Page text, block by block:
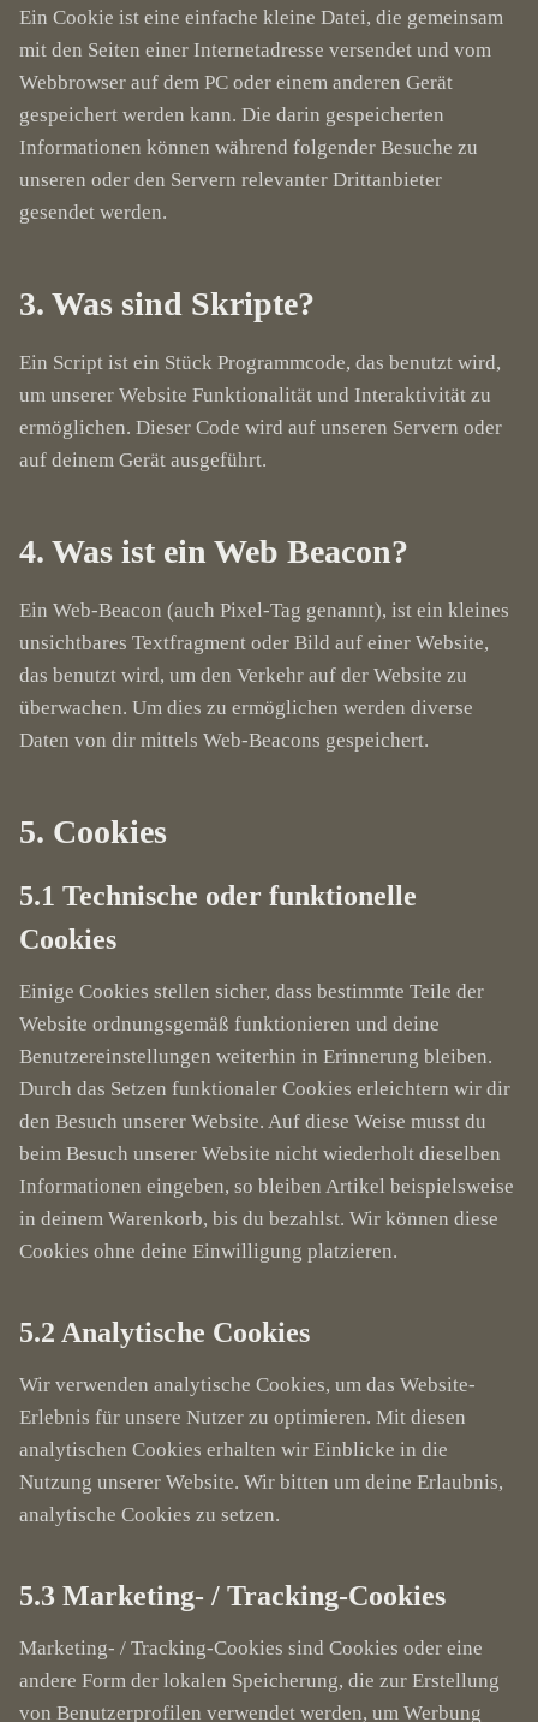
Ein Cookie ist eine einfache kleine Datei, die gemeinsam
mit den Seiten einer Internetadresse versendet und vom
Webbrowser auf dem PC oder einem anderen Gerät
gespeichert werden kann. Die darin gespeicherten
Informationen können während folgender Besuche zu
unseren oder den Servern relevanter Drittanbieter
gesendet werden.
3. Was sind Skripte?
Ein Script ist ein Stück Programmcode, das benutzt wird,
um unserer Website Funktionalität und Interaktivität zu
ermöglichen. Dieser Code wird auf unseren Servern oder
auf deinem Gerät ausgeführt.
4. Was ist ein Web Beacon?
Ein Web-Beacon (auch Pixel-Tag genannt), ist ein kleines
unsichtbares Textfragment oder Bild auf einer Website,
das benutzt wird, um den Verkehr auf der Website zu
überwachen. Um dies zu ermöglichen werden diverse
Daten von dir mittels Web-Beacons gespeichert.
5. Cookies
5.1 Technische oder funktionelle
Cookies
Einige Cookies stellen sicher, dass bestimmte Teile der
Website ordnungsgemäß funktionieren und deine
Benutzereinstellungen weiterhin in Erinnerung bleiben.
Durch das Setzen funktionaler Cookies erleichtern wir dir
den Besuch unserer Website. Auf diese Weise musst du
beim Besuch unserer Website nicht wiederholt dieselben
Informationen eingeben, so bleiben Artikel beispielsweise
in deinem Warenkorb, bis du bezahlst. Wir können diese
Cookies ohne deine Einwilligung platzieren.
5.2 Analytische Cookies
Wir verwenden analytische Cookies, um das Website-
Erlebnis für unsere Nutzer zu optimieren. Mit diesen
analytischen Cookies erhalten wir Einblicke in die
Nutzung unserer Website. Wir bitten um deine Erlaubnis,
analytische Cookies zu setzen.
5.3 Marketing- / Tracking-Cookies
Marketing- / Tracking-Cookies sind Cookies oder eine
andere Form der lokalen Speicherung, die zur Erstellung
von Benutzerprofilen verwendet werden, um Werbung